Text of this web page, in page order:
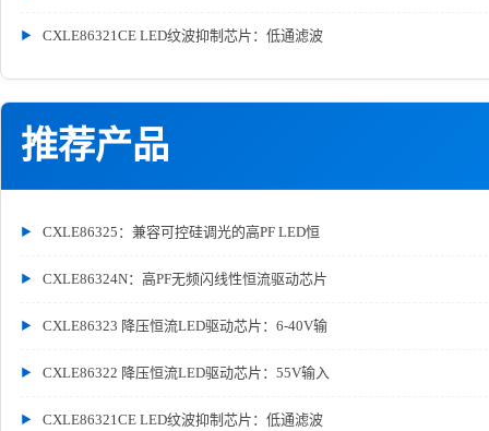
CXLE86321CE LED纹波抑制芯片：低通滤波
推荐产品
CXLE86325：兼容可控硅调光的高PF LED恒
CXLE86324N：高PF无频闪线性恒流驱动芯片
CXLE86323 降压恒流LED驱动芯片：6-40V输
CXLE86322 降压恒流LED驱动芯片：55V输入
CXLE86321CE LED纹波抑制芯片：低通滤波